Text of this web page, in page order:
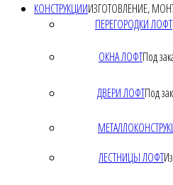
КОНСТРУКЦИИИЗГОТОВЛЕНИЕ,
ПЕРЕГОРОДКИ ЛОФТ
ОКНА ЛОФТПод
ДВЕРИ ЛОФТПод
ЛЕСТНИЦЫ ЛОФТ